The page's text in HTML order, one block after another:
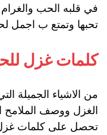
في قلبه الحب
تحبها وتمتع ب اجمل
كلمات غزل
من الاشياء الجميلة
الغزل ووصف الملامح
تحصل على كلمات غزل